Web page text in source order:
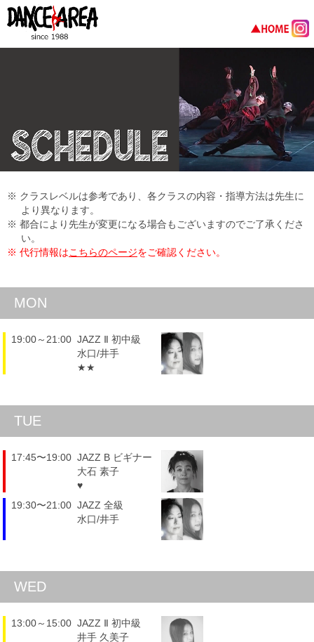
※ クラスレベルは参考であり、各クラスの内容・指導方法は先生に
より異なります。
※ 都合により先生が変更になる場合もございますのでご了承くださ
い。
※ 代行情報はこちらのページをご確認ください。
MON
19:00～21:00 JAZZ Ⅱ 初中級
水口/井手
★★
TUE
17:45〜19:00 JAZZ B ビギナー
大石 素子
♥
19:30〜21:00 JAZZ 全級
水口/井手
WED
13:00～15:00 JAZZ Ⅱ 初中級
井手 久美子